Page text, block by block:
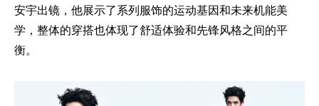
安宇出镜，他展示了系列服饰的运动基因和未来机能美
学，整体的穿搭也体现了舒适体验和先锋风格之间的平
衡。